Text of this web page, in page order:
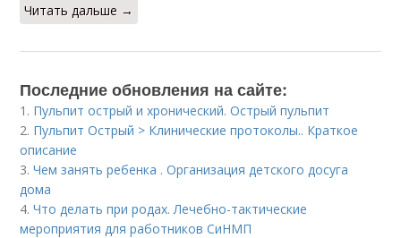
Читать дальше →
Последние обновления на сайте:
1. Пульпит острый и хронический. Острый пульпит
2. Пульпит Острый > Клинические протоколы.. Краткое
описание
3.Чем занять ребенка . Организация детского досуга
дома
4.Что делать при родах. Лечебно-тактические
мероприятия для работников СиНМП